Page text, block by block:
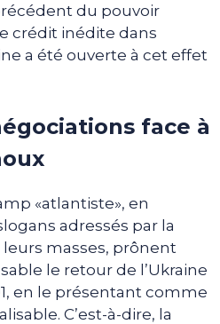
du pouvoir
crédit inédite dans
a été ouverte à cet effet
face à
«atlantiste», en
adressés par la
masses, prônent
le retour de l’Ukraine
en le présentant comme
C’est-à-dire, la